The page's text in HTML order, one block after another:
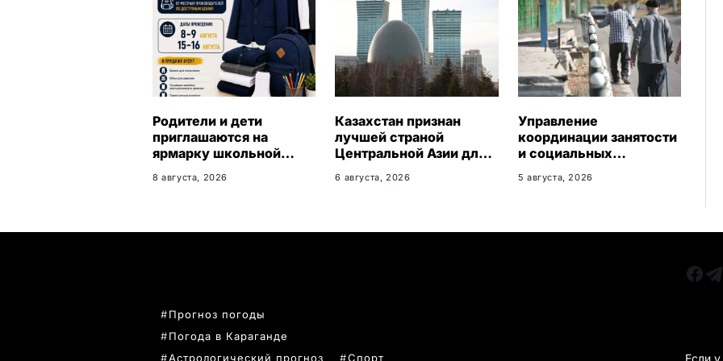
Родители и дети
приглашаются на
ярмарку школьной
8 августа, 2026
Казахстан признан
лучшей страной
Центральной Азии для
6 августа, 2026
Управление
координации занятости
и социальных
Карагандинской
5 августа, 2026
Прогноз погоды
Погода в Караганде
Астрологический прогноз
Спорт Если